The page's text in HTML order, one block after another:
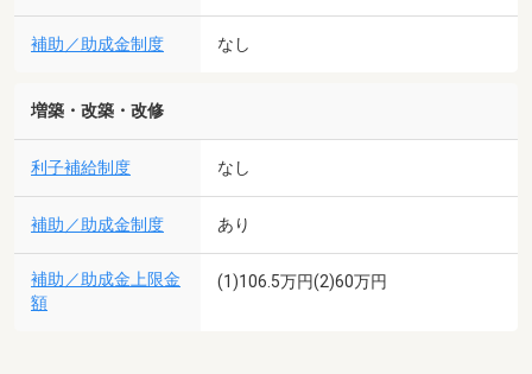
補助／助成金制度 なし
増築・改築・改修
利子補給制度 なし
補助／助成金制度 あり
補助／助成金上限金
額
(1)106.5万円(2)60万円